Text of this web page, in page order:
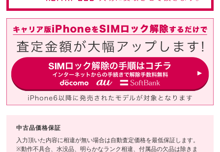
中古品価格保証
入力頂いた内容に相違が無い場合は自動査定価格を最低保証します。
※動作不具合、水没品、明らかなランク相違、付属品の欠品は除きま